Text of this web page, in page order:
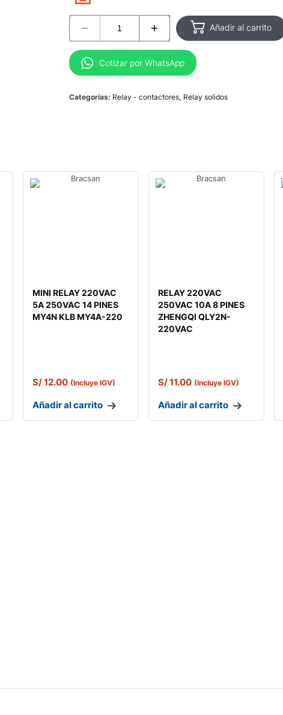
Añadir al carrito
Cotizar por WhatsApp
Categorías: Relay - contactores, Relay solidos
MINI RELAY 220VAC
5A 250VAC 14 PINES
MY4N KLB MY4A-220
S/12.00 (Incluye IGV)
Añadir al carrito
RELAY 220VAC
250VAC 10A 8 PINES
ZHENGQI QLY2N-
220VAC
S/11.00 (Incluye IGV)
Añadir al carrito